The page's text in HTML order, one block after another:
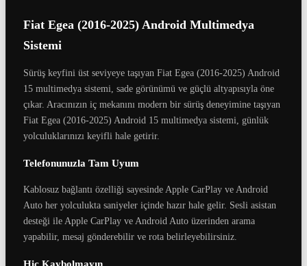
Fiat Egea (2016-2025) Android Multimedya
Sistemi
Sürüş keyfini üst seviyeye taşıyan Fiat Egea (2016-2025) Android
15 multimedya sistemi, sade görünümü ve güçlü altyapısıyla öne
çıkar. Aracınızın iç mekanını modern bir sürüş deneyimine taşıyan
Fiat Egea (2016-2025) Android 15 multimedya sistemi, günlük
yolculuklarınızı keyifli hale getirir.
Telefonunuzla Tam Uyum
Kablosuz bağlantı özelliği sayesinde Apple CarPlay ve Android
Auto her yolculukta saniyeler içinde hazır hale gelir. Sesli asistan
desteği ile Apple CarPlay ve Android Auto üzerinden arama
yapabilir, mesaj gönderebilir ve rota belirleyebilirsiniz.